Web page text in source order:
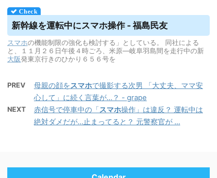
新幹線を運転中にスマホ操作 - 福島民友
スマホの機能制限の強化も検討する」としている。 同社による
と、１１月２６日午後４時ごろ、米原―岐阜羽島間を走行中の新
大阪発東京行きのひかり６５６号を
PREV 母親の顔をスマホで撮影する次男 「大丈夫、ママ安
心して」に続く言葉が…？ - grape
NEXT 赤信号で停車中の「スマホ操作」は違反？ 運転中は
絶対ダメだが…止まってると？ 元警察官が ...